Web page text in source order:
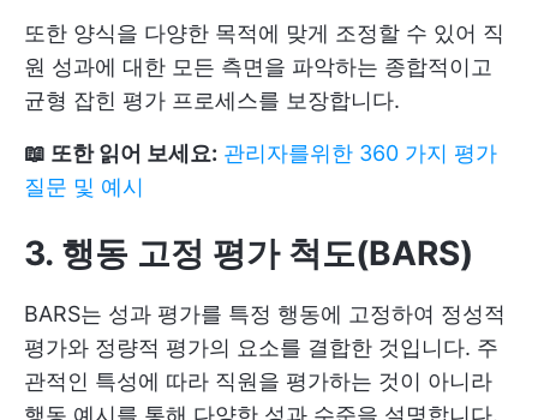
또한 양식을 다양한 목적에 맞게 조정할 수 있어 직
원 성과에 대한 모든 측면을 파악하는 종합적이고
균형 잡힌 평가 프로세스를 보장합니다.
📖 또한 읽어 보세요: 관리자를위한 360 가지 평가
질문 및 예시
3. 행동 고정 평가 척도(BARS)
BARS는 성과 평가를 특정 행동에 고정하여 정성적
평가와 정량적 평가의 요소를 결합한 것입니다. 주
관적인 특성에 따라 직원을 평가하는 것이 아니라